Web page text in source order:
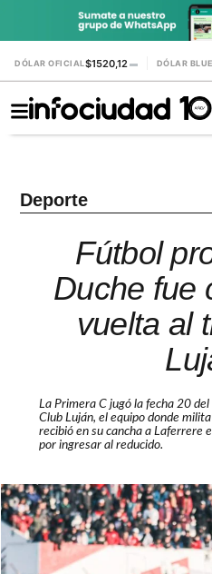
DÓLAR OFICIAL$1520,12 ▬ DÓLAR BLUE
Deporte
Fútbol
Duche fue
vuelta al
La Primera C jugó la fecha 20
Club Luján, el equipo donde
recibió en su cancha a Laferrere
por ingresar al reducido.